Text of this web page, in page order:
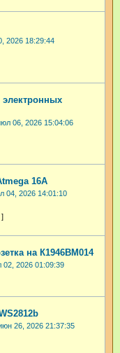
2026 18:29:44
электронных
06, 2026 15:04:06
16А
04, 2026 14:01:10
на К1946ВМ014
02, 2026 01:09:39
26, 2026 21:37:35